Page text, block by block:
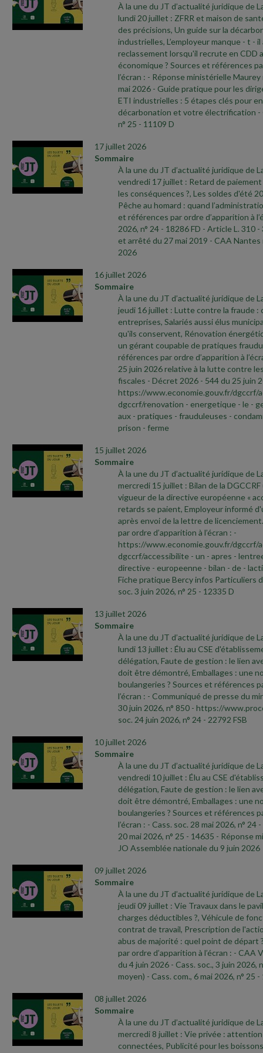
À la une du JT d’actualité juridique de
lundi 20 juillet : ZFRR et maison de
des précisions, Un guide sur la
industrielles, L’employeur manque - t -
reclassement lorsqu'il recrute en CDD
économique ? Sources et références
l’écran : - Réponse ministérielle Maurey
mai 2026 - Guide pratique pour les
ETI industrielles : 5 étapes clés pour
décarbonation et votre électrification -
n° 25 - 11109 D
17 juillet 2026
Sommaire
À la une du JT d’actualité juridique de
vendredi 17 juillet : Retard de
les conséquences ?, Les soldes d'été
Pêche au homard : quand
et références par ordre d’apparition à
2026, n° 24 - 18286 FD - Article L. 310 -
et arrêté du 27 mai 2019 - CAA Nantes
2026
16 juillet 2026
Sommaire
À la une du JT d’actualité juridique de
jeudi 16 juillet : Lutte contre la fraude :
entreprises, Salariés aussi élus
qu'ils conservent, Rénovation
un gérant coupable de pratiques
références par ordre d’apparition à
25 juin 2026 relative à la lutte contre
fiscales - Décret 2026 - 544 du 25 juin
https://www.economie.gouv.fr/dgccrf/
dgccrf/renovation - energetique - le -
aux - pratiques - frauduleuses -
prison - ferme
15 juillet 2026
Sommaire
À la une du JT d’actualité juridique de
mercredi 15 juillet : Bilan de la
vigueur de la directive européenne «
retards se paient, Employeur informé
après envoi de la lettre de
par ordre d’apparition à l’écran : -
https://www.economie.gouv.fr/dgccrf/
dgccrf/accessibilite - un - apres -
directive - europeenne - bilan - de -
Fiche pratique Bercy infos Particuliers
soc. 3 juin 2026, n° 25 - 12335 D
13 juillet 2026
Sommaire
À la une du JT d’actualité juridique de
lundi 13 juillet : Élu au CSE
délégation, Faute de gestion : le lien
doit être démontré, Emballages : une
boulangeries ? Sources et références
l’écran : - Communiqué de presse du
30 juin 2026, n° 850 - https://
soc. 24 juin 2026, n° 24 - 22792 FSB
10 juillet 2026
Sommaire
À la une du JT d’actualité juridique de
vendredi 10 juillet : Élu au CSE
délégation, Faute de gestion : le lien
doit être démontré, Emballages : une
boulangeries ? Sources et références
l’écran : - Cass. soc. 28 mai 2026, n° 24
20 mai 2026, n° 25 - 14635 - Réponse
JO Assemblée nationale du 9 juin 2026
09 juillet 2026
Sommaire
À la une du JT d’actualité juridique de
jeudi 09 juillet : Vie Travaux dans le
charges déductibles ?, Véhicule de
contrat de travail, Prescription de
abus de majorité : quel point de départ
par ordre d’apparition à l’écran : - CAA
du 4 juin 2026 - Cass. soc., 3 juin 2026,
moyen) - Cass. com., 6 mai 2026, n° 25 -
08 juillet 2026
Sommaire
À la une du JT d’actualité juridique de
mercredi 8 juillet : Vie privée :
connectées, Publicité pour les